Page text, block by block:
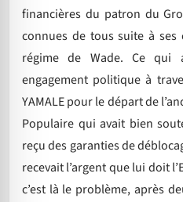
financières du patron du
connues de tous suite à
régime de Wade. Ce
engagement politique à
YAMALE pour le départ de
Populaire qui avait bien
reçu des garanties de
recevait l’argent que lui doit
c’est là le problème, après